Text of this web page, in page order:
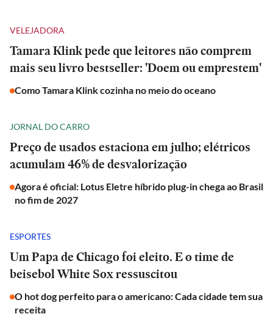
VELEJADORA
Tamara Klink pede que leitores não comprem
mais seu livro bestseller: 'Doem ou emprestem'
Como Tamara Klink cozinha no meio do oceano
JORNAL DO CARRO
Preço de usados estaciona em julho; elétricos
acumulam 46% de desvalorização
Agora é oficial: Lotus Eletre híbrido plug-in chega ao Brasil
no fim de 2027
ESPORTES
Um Papa de Chicago foi eleito. E o time de
beisebol White Sox ressuscitou
O hot dog perfeito para o americano: Cada cidade tem sua
receita